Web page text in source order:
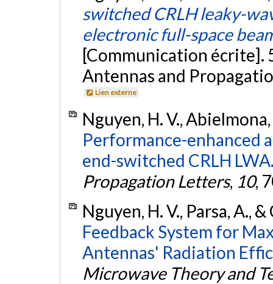
switched CRLH leaky-
electronic full-space
[Communication écrite].
Antennas and
Lien externe
Nguyen, H. V.,
Performance-enhanced
end-switched CRLH
Propagation Letters, 10,
Nguyen, H. V., Parsa, A.,
Feedback System for
Antennas' Radiation
Microwave Theory and